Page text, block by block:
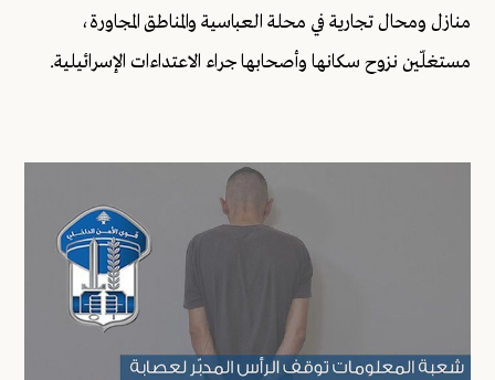
منازل ومحال تجارية في محلة العباسية والمناطق المجاورة،
مستغلّين نزوح سكانها وأصحابها جراء الاعتداءات الإسرائيلية.